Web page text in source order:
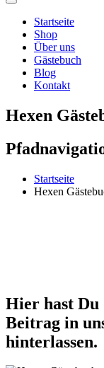
Startseite
Shop
Über uns
Gästebuch
Blog
Kontakt
Hexen
Startseite
Hexen
Hier hast Du
Beitrag in
hinterlassen.